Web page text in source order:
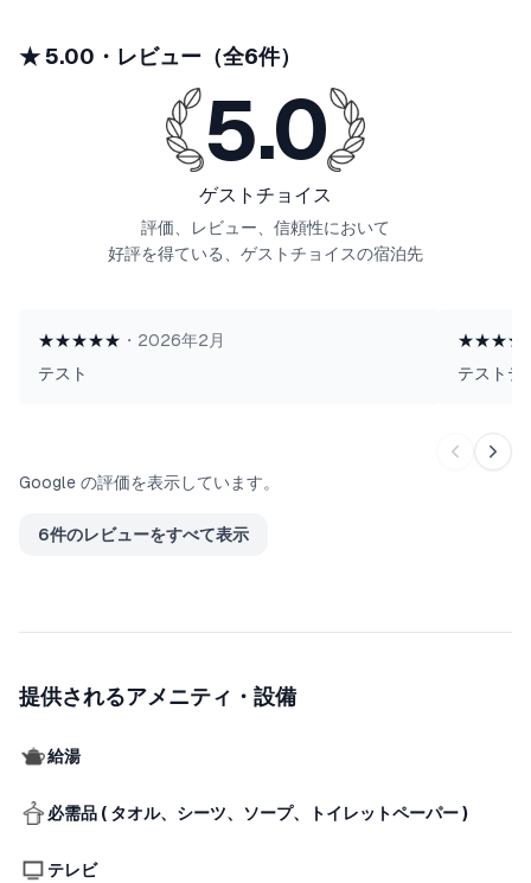
ズ」の製品を厳選し、提供しております。寝心地の良さと品質にこ
だわり、ご滞在をより快適なものにいたします。
広々とした戸建てはファミリー、団体、グループにおすすめで長
期滞在も可能です。
★ 5.00・レビュー（全6件）
5.0
ゲストチョイス
評価、レビュー、信頼性において
好評を得ている、ゲストチョイスの宿泊先
★★★★★ ・ 2026年2月
テスト
テストテ
Google の評価を表示しています。
6件のレビューをすべて表示
提供されるアメニティ・設備
給湯
必需品 ( タオル、シーツ、ソープ、トイレットペーパー )
テレビ